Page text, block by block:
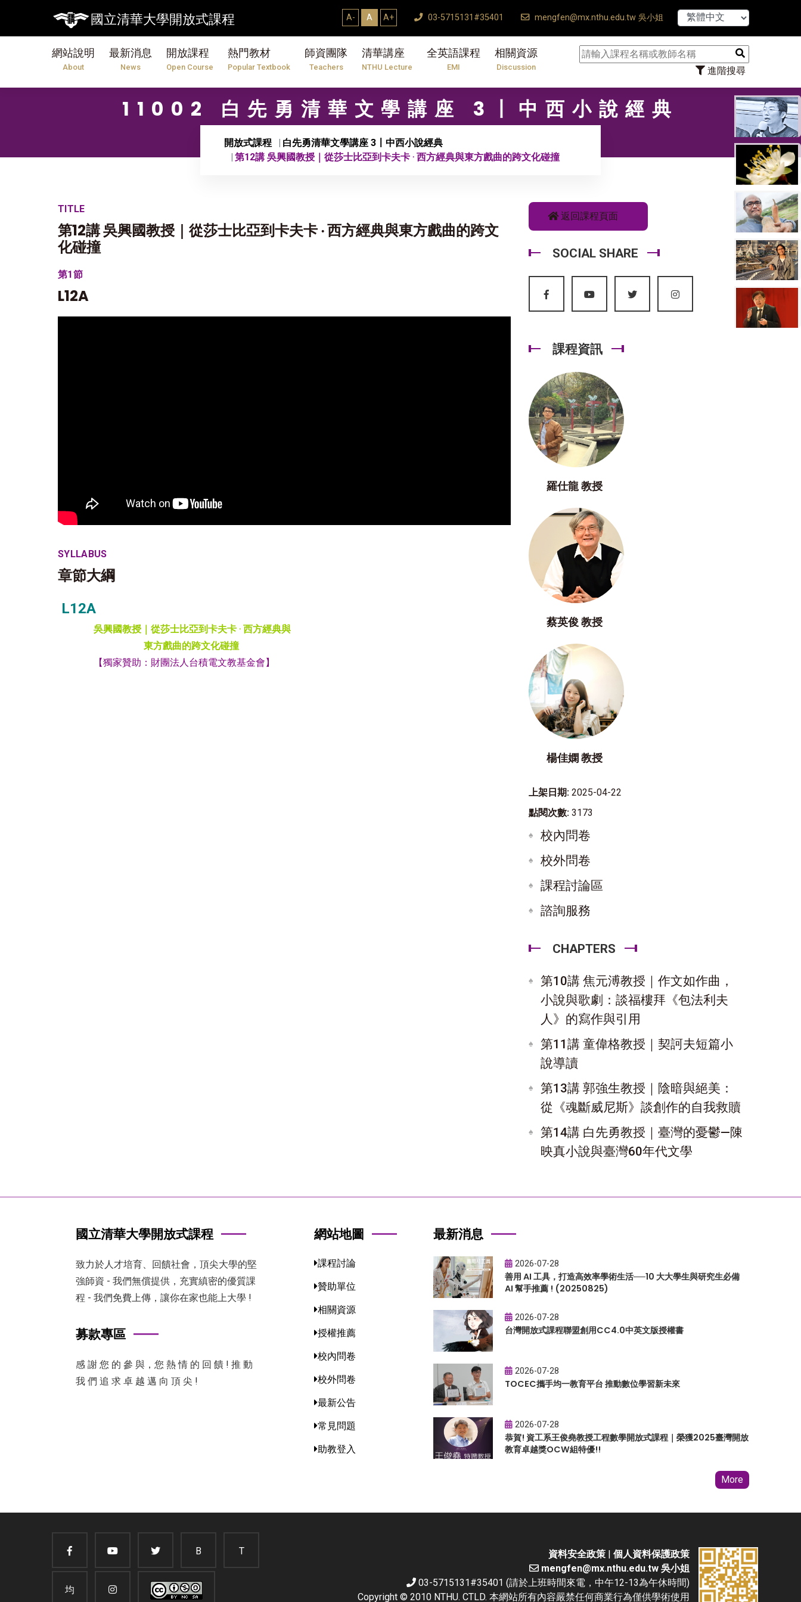
國立清華大學開放式課程 A- A A+ 03-5715131#35401 mengfen@mx.nthu.edu.tw 吳小姐
網站說明
About
最新消息
News
開放課程
Open Course
熱門教材
Popular Textbook
師資團隊
Teachers
清華講座
NTHU Lecture
全英語課程
EMI
相關資源
Discussion 進階搜尋
【7/31】114
11002 白先勇清華文學講座 3〡中西小說經典
開放式課程
白先勇清華文學講座 3〡中西小說經典
第12講 吳興國教授｜從莎士比亞到卡夫卡 ‧ 西方經典與東方戲曲的跨文化碰撞
TITLE
第12講 吳興國教授｜從莎士比亞到卡夫卡 ‧ 西方經典與東方戲曲的跨文
化碰撞
第1節
L12A
SYLLABUS
章節大綱
L12A
吳興國教授｜從莎士比亞到卡夫卡 ‧ 西方經典與
東方戲曲的跨文化碰撞
【獨家贊助： 財團法人台積電文教基金會】
返回課程頁面
SOCIAL SHARE
課程資訊
羅仕龍 教授
蔡英俊 教授
楊佳嫻 教授
上架日期: 2025-04-22
點閱次數: 3173
校內問卷
校外問卷
課程討論區
諮詢服務
CHAPTERS
第10講 焦元溥教授｜作文如作曲，
小說與歌劇：談福樓拜《包法利夫
人》的寫作與引用
第11講 童偉格教授｜契訶夫短篇小
說導讀
第13講 郭強生教授｜陰暗與絕美：
從《魂斷威尼斯》談創作的自我救贖
第14講 白先勇教授｜臺灣的憂鬱—陳
映真小說與臺灣60年代文學
國立清華大學開放式課程
致力於人才培育、回饋社會，頂尖大學的堅
強師資 - 我們無償提供，充實縝密的優質課
程 - 我們免費上傳，讓你在家也能上大學 !
募款專區
感 謝 您 的 參 與，您 熱 情 的 回 饋 ! 推 動
我 們 追 求 卓 越 邁 向 頂 尖 !
網站地圖
課程討論
贊助單位
相關資源
授權推薦
校內問卷
校外問卷
最新公告
常見問題
助教登入
最新消息
2026-07-28
善用 AI 工具，打造高效率學術生活──10 大大學生與研究生必備
AI 幫手推薦 ! (20250825)
2026-07-28
台灣開放式課程聯盟創用CC4.0中英文版授權書
2026-07-28
TOCEC攜手均一教育平台 推動數位學習新未來
2026-07-28
恭賀! 資工系王俊堯教授工程數學開放式課程｜榮獲2025臺灣開放
教育卓越獎OCW組特優!!
More
B T
均
資料安全政策 | 個人資料保護政策
mengfen@mx.nthu.edu.tw 吳小姐
03-5715131#35401 (請於上班時間來電，中午12-13為午休時間)
Copyright © 2010 NTHU. CTLD. 本網站所有內容嚴禁任何商業行為僅供學術使用